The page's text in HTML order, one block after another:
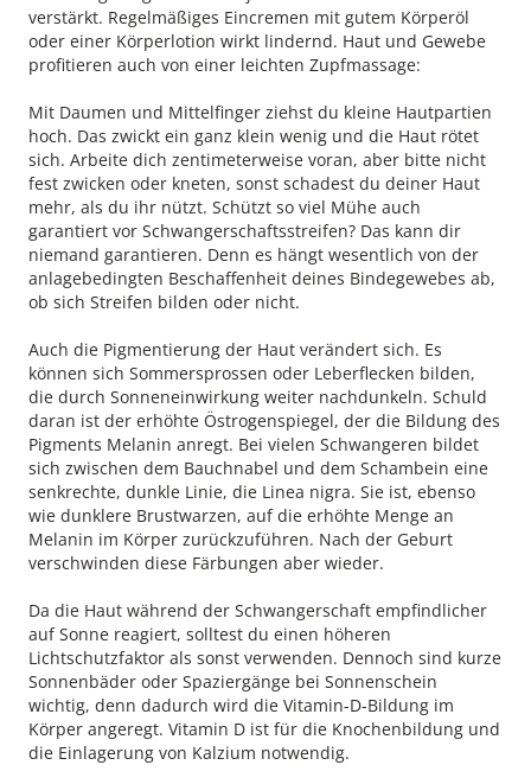
verstärkt. Regelmäßiges Eincremen mit gutem Körperöl
oder einer Körperlotion wirkt lindernd. Haut und Gewebe
profitieren auch von einer leichten Zupfmassage:
Mit Daumen und Mittelfinger ziehst du kleine Hautpartien
hoch. Das zwickt ein ganz klein wenig und die Haut rötet
sich. Arbeite dich zentimeterweise voran, aber bitte nicht
fest zwicken oder kneten, sonst schadest du deiner Haut
mehr, als du ihr nützt. Schützt so viel Mühe auch
garantiert vor Schwangerschaftsstreifen? Das kann dir
niemand garantieren. Denn es hängt wesentlich von der
anlagebedingten Beschaffenheit deines Bindegewebes ab,
ob sich Streifen bilden oder nicht.
Auch die Pigmentierung der Haut verändert sich. Es
können sich Sommersprossen oder Leberflecken bilden,
die durch Sonneneinwirkung weiter nachdunkeln. Schuld
daran ist der erhöhte Östrogenspiegel, der die Bildung des
Pigments Melanin anregt. Bei vielen Schwangeren bildet
sich zwischen dem Bauchnabel und dem Schambein eine
senkrechte, dunkle Linie, die Linea nigra. Sie ist, ebenso
wie dunklere Brustwarzen, auf die erhöhte Menge an
Melanin im Körper zurückzuführen. Nach der Geburt
verschwinden diese Färbungen aber wieder.
Da die Haut während der Schwangerschaft empfindlicher
auf Sonne reagiert, solltest du einen höheren
Lichtschutzfaktor als sonst verwenden. Dennoch sind kurze
Sonnenbäder oder Spaziergänge bei Sonnenschein
wichtig, denn dadurch wird die Vitamin-D-Bildung im
Körper angeregt. Vitamin D ist für die Knochenbildung und
die Einlagerung von Kalzium notwendig.